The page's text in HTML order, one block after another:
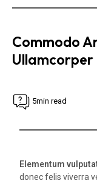
Commodo
Ullamcorper
5min read
Elementum
donec felis viverra